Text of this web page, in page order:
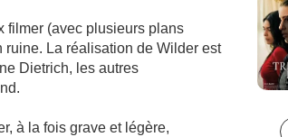
filmer (avec plusieurs plans
La réalisation de Wilder est
Dietrich, les autres
à la fois grave et légère,